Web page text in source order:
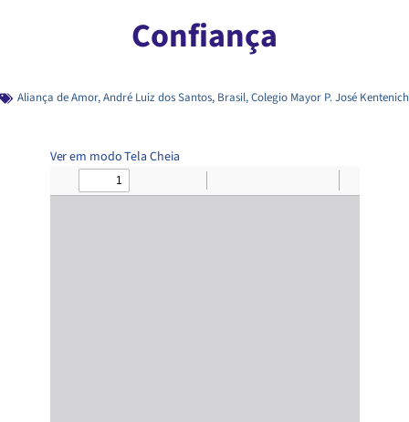
Confiança
Aliança de Amor,André Luiz dos Santos, Brasil,Colegio Mayor P. José Kentenich
Ver em modo Tela Cheia